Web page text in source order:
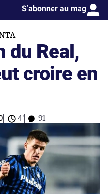
S’abonner au mag
du Real,
croire en
4' 91